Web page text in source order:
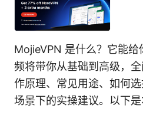
MojieVPN 是什么？它能
频将带你从基础到高级，
作原理、常见用途、如何
场景下的实操建议。以下是